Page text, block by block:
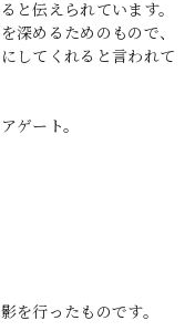
と伝えられています。
深めるためのもので、
してくれると言われて
ゲート。
を行ったものです。